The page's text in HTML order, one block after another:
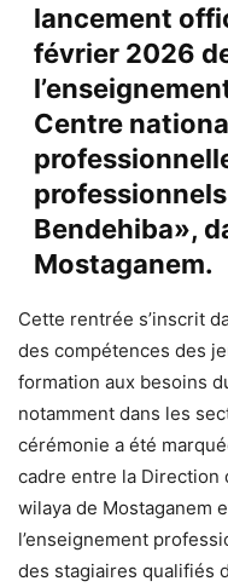
lancement
février 2026
Centre
Bendehiba»,
Mostaganem.
Cette rentrée s’inscrit
des compétences des
formation aux besoins
notamment dans les
cérémonie a été
cadre entre la Direction
wilaya de Mostaganem
l’enseignement
des stagiaires qualifiés